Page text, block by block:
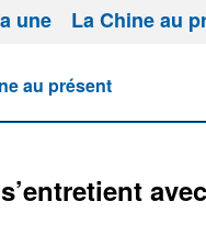
une La Chine au
au présent